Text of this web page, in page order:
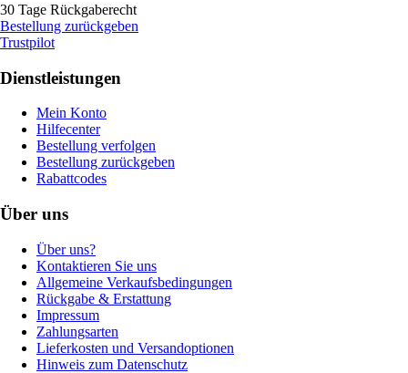
30 Tage Rückgaberecht
Bestellung zurückgeben
Trustpilot
Dienstleistungen
Mein Konto
Hilfecenter
Bestellung verfolgen
Bestellung zurückgeben
Rabattcodes
Über uns
Über uns?
Kontaktieren Sie uns
Allgemeine Verkaufsbedingungen
Rückgabe & Erstattung
Impressum
Zahlungsarten
Lieferkosten und Versandoptionen
Hinweis zum Datenschutz